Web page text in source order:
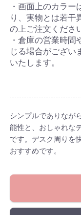
・画面上のカラー
り、実物とは若干
の上ご注文くださ
・倉庫の営業時
じる場合がござい
いたします。
シンプルでありなが
能性と、おしゃれな
です。デスク周りを
おすすめです。